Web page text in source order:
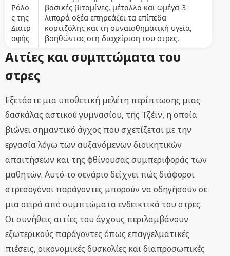
Ρόλο
ς της
Διατρ
οφής
βασικές βιταμίνες, μέταλλα και ωμέγα-3
λιπαρά οξέα επηρεάζει τα επίπεδα
κορτιζόλης και τη συναισθηματική υγεία,
βοηθώντας στη διαχείριση του στρες.
Αιτίες και συμπτώματα του
στρες
Εξετάστε μια υποθετική μελέτη περίπτωσης μιας
δασκάλας αστικού γυμνασίου, της Τζέιν, η οποία
βιώνει σημαντικό άγχος που σχετίζεται με την
εργασία λόγω των αυξανόμενων διοικητικών
απαιτήσεων και της φθίνουσας συμπεριφοράς των
μαθητών. Αυτό το σενάριο δείχνει πώς διάφοροι
στρεσογόνοι παράγοντες μπορούν να οδηγήσουν σε
μια σειρά από συμπτώματα ενδεικτικά του στρες.
Οι συνήθεις αιτίες του άγχους περιλαμβάνουν
εξωτερικούς παράγοντες όπως επαγγελματικές
πιέσεις, οικονομικές δυσκολίες και διαπροσωπικές